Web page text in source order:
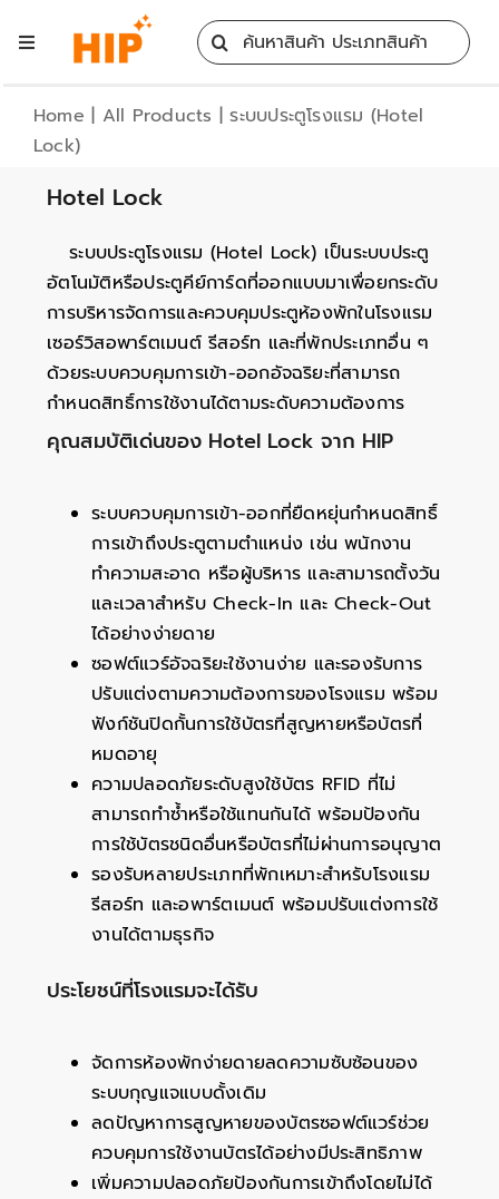
Toggle
Training
Blog
Services
Search
for:
Home | All Products |ระบบประตูโรงแรม (Hotel
Lock)
Hotel Lock
ระบบประตูโรงแรม (Hotel Lock) เป็นระบบประตู
อัตโนมัติหรือประตูคีย์การ์ดที่ออกแบบมาเพื่อยกระดับ
การบริหารจัดการและควบคุมประตูห้องพักในโรงแรม
เซอร์วิสอพาร์ตเมนต์ รีสอร์ท และที่พักประเภทอื่น ๆ
ด้วยระบบควบคุมการเข้า-ออกอัจฉริยะที่สามารถ
กำหนดสิทธิ์การใช้งานได้ตามระดับความต้องการ
คุณสมบัติเด่นของ Hotel Lock จาก HIP
ระบบควบคุมการเข้า-ออกที่ยืดหยุ่นกำหนดสิทธิ์
การเข้าถึงประตูตามตำแหน่ง เช่น พนักงาน
ทำความสะอาด หรือผู้บริหาร และสามารถตั้งวัน
และเวลาสำหรับ Check-In และ Check-Out
ได้อย่างง่ายดาย
ซอฟต์แวร์อัจฉริยะใช้งานง่าย และรองรับการ
ปรับแต่งตามความต้องการของโรงแรม พร้อม
ฟังก์ชันปิดกั้นการใช้บัตรที่สูญหายหรือบัตรที่
หมดอายุ
ความปลอดภัยระดับสูงใช้บัตร RFID ที่ไม่
สามารถทำซ้ำหรือใช้แทนกันได้ พร้อมป้องกัน
การใช้บัตรชนิดอื่นหรือบัตรที่ไม่ผ่านการอนุญาต
รองรับหลายประเภทที่พักเหมาะสำหรับโรงแรม
รีสอร์ท และอพาร์ตเมนต์ พร้อมปรับแต่งการใช้
งานได้ตามธุรกิจ
ประโยชน์ที่โรงแรมจะได้รับ
จัดการห้องพักง่ายดายลดความซับซ้อนของ
ระบบกุญแจแบบดั้งเดิม
ลดปัญหาการสูญหายของบัตรซอฟต์แวร์ช่วย
ควบคุมการใช้งานบัตรได้อย่างมีประสิทธิภาพ
เพิ่มความปลอดภัยป้องกันการเข้าถึงโดยไม่ได้